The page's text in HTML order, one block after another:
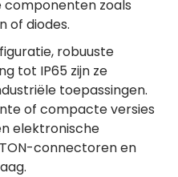
zoals
of diodes.
robuuste
tot IP65 zijn ze
toepassingen.
of compacte versies
elektronische
connectoren en